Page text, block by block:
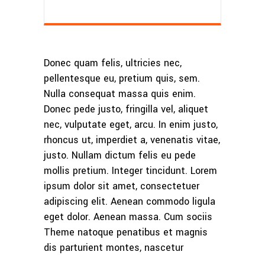
Donec quam felis, ultricies nec,
pellentesque eu, pretium quis, sem.
Nulla consequat massa quis enim.
Donec pede justo, fringilla vel, aliquet
nec, vulputate eget, arcu. In enim justo,
rhoncus ut, imperdiet a, venenatis vitae,
justo. Nullam dictum felis eu pede
mollis pretium. Integer tincidunt. Lorem
ipsum dolor sit amet, consectetuer
adipiscing elit. Aenean commodo ligula
eget dolor. Aenean massa. Cum sociis
Theme natoque penatibus et magnis
dis parturient montes, nascetur